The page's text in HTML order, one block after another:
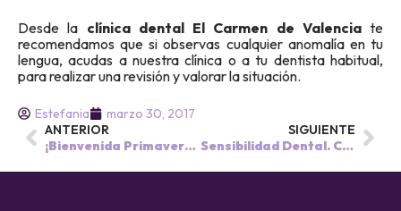
Desde la clínica dental El Carmen de Valenciate
recomendamos que si observas cualquier anomalía en tu
lengua, acudas a nuestra clínica o a tu dentista habitual,
para realizar una revisión y valorar la situación.
Estefania
marzo 30, 2017
ANTERIOR
¡Bienvenida Primavera! Aprovecha los cambios de estación para cambiar tu cepillo dental
SIGUIENTE
Sensibilidad Dental. Causas que la producen y pautas a seguir.